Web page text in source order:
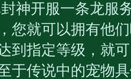
神开服一条龙服
您就可以拥有他
到指定等级，就
于传说中的宠物